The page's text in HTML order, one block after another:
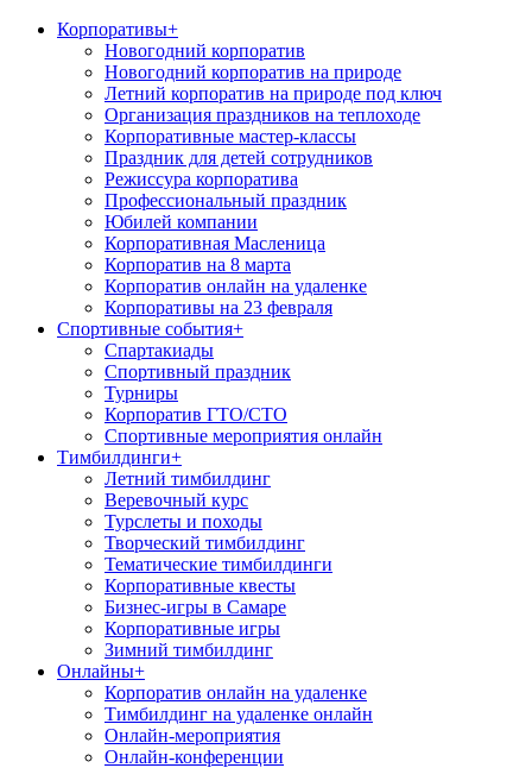
Корпоративы+
Новогодний корпоратив
Новогодний корпоратив на природе
Летний корпоратив на природе под ключ
Организация праздников на теплоходе
Корпоративные мастер-классы
Праздник для детей сотрудников
Режиссура корпоратива
Профессиональный праздник
Юбилей компании
Корпоративная Масленица
Корпоратив на 8 марта
Корпоратив онлайн на удаленке
Корпоративы на 23 февраля
Спортивные события+
Спартакиады
Спортивный праздник
Турниры
Корпоратив ГТО/СТО
Спортивные мероприятия онлайн
Тимбилдинги+
Летний тимбилдинг
Веревочный курс
Турслеты и походы
Творческий тимбилдинг
Тематические тимбилдинги
Корпоративные квесты
Бизнес-игры в Самаре
Корпоративные игры
Зимний тимбилдинг
Онлайны+
Корпоратив онлайн на удаленке
Тимбилдинг на удаленке онлайн
Онлайн-мероприятия
Онлайн-конференции